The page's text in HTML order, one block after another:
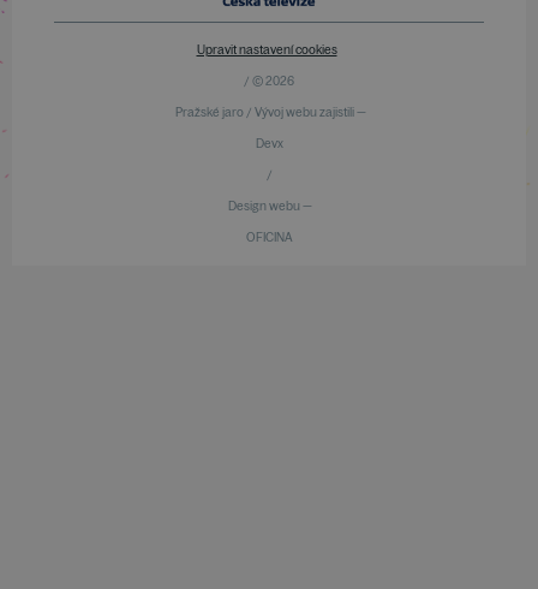
Upravit nastavení cookies
/ © 2026
Pražské jaro / Vývoj webu zajistili —
Devx
/
Design webu —
OFICINA